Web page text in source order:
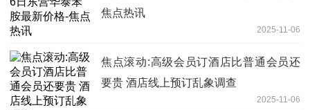
焦点热讯
2025-11-06
焦点滚动:高级会员订酒店比普通会员还
要贵 酒店线上预订乱象调查
2025-11-06